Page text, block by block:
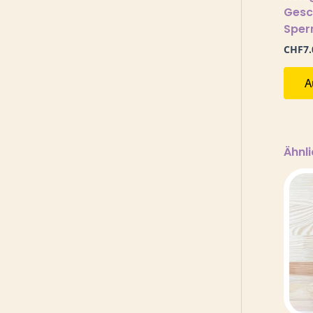
CHF